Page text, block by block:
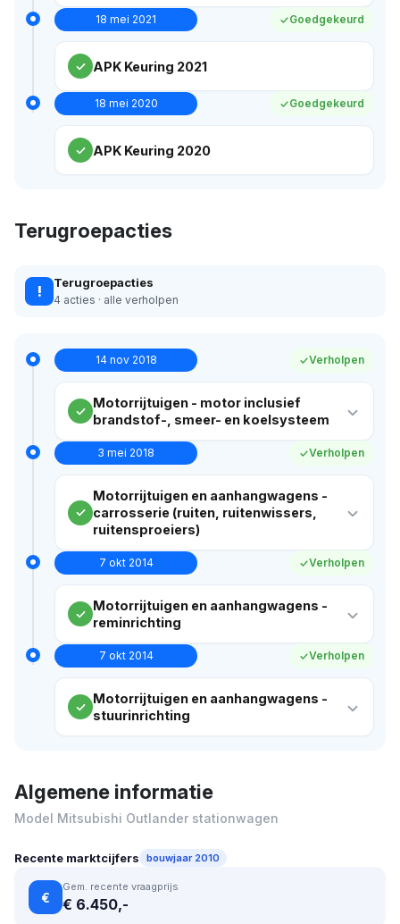
18 mei 2021 Goedgekeurd
APK Keuring 2021
18 mei 2020 Goedgekeurd
APK Keuring 2020
Terugroepacties
! Terugroepacties
4 acties · alle verholpen
14 nov 2018 Verholpen
Motorrijtuigen - motor inclusief
brandstof-, smeer- en koelsysteem
3 mei 2018 Verholpen
Motorrijtuigen en aanhangwagens -
carrosserie (ruiten, ruitenwissers,
ruitensproeiers)
7 okt 2014 Verholpen
Motorrijtuigen en aanhangwagens -
reminrichting
7 okt 2014 Verholpen
Motorrijtuigen en aanhangwagens -
stuurinrichting
Algemene informatie
Model Mitsubishi Outlander stationwagen
Recente marktcijfers bouwjaar 2010
€
Gem. recente vraagprijs
€ 6.450,-